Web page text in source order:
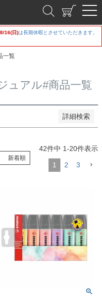
16(日)は長期休暇とさせていただきます。
一覧
ュアル#商品一覧
詳細検索
新着順
42件中 1-20件表示
1 2 3